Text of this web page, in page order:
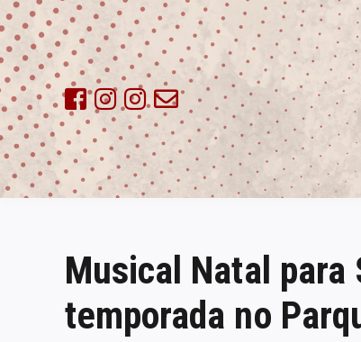
Skip
to
content
Musical Natal
temporada no